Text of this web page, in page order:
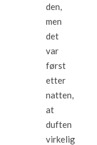
den,
men
det
var
først
etter
natten,
at
duften
virkelig